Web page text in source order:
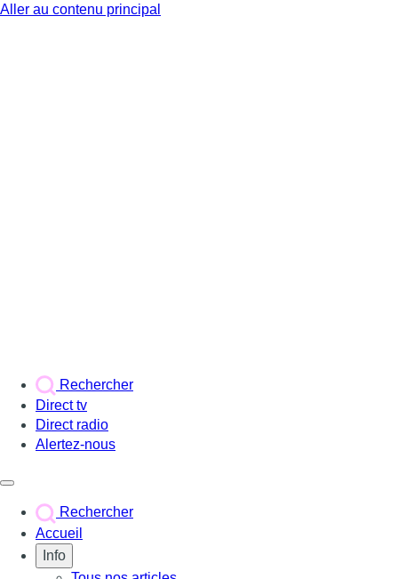
Aller au contenu principal
Rechercher
Direct tv
Direct radio
Alertez-nous
Rechercher
Accueil
Info